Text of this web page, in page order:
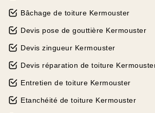
Bâchage de toiture Kermouster
Devis pose de gouttière Kermouster
Devis zingueur Kermouster
Devis réparation de toiture
Entretien de toiture Kermouster
Etanchéité de toiture Kermouster